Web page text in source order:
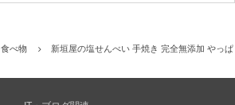
食べ物 新垣屋の塩せんべい 手焼き 完全無添加 やっ